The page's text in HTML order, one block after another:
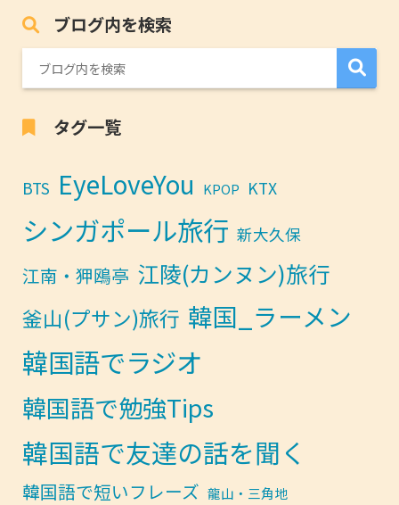
ブログ内を検索
タグ一覧
BTS EyeLoveYou KPOP KTX
シンガポール旅行 新大久保
江南・狎鴎亭 江陵(カンヌン)旅行
釜山(プサン)旅行 韓国_ラーメン
韓国語でラジオ
韓国語で勉強Tips
韓国語で友達の話を聞く
韓国語で短いフレーズ 龍山・三角地